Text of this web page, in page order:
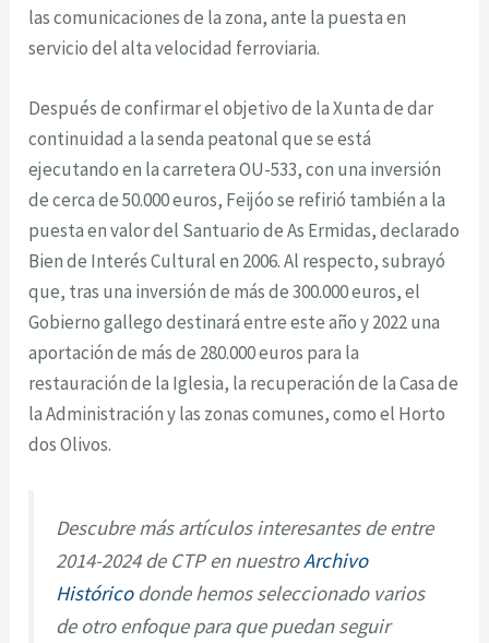
las comunicaciones de la zona, ante la puesta en
servicio del alta velocidad ferroviaria.
Después de confirmar el objetivo de la Xunta de dar
continuidad a la senda peatonal que se está
ejecutando en la carretera OU-533, con una inversión
de cerca de 50.000 euros, Feijóo se refirió también a la
puesta en valor del Santuario de As Ermidas, declarado
Bien de Interés Cultural en 2006. Al respecto, subrayó
que, tras una inversión de más de 300.000 euros, el
Gobierno gallego destinará entre este año y 2022 una
aportación de más de 280.000 euros para la
restauración de la Iglesia, la recuperación de la Casa de
la Administración y las zonas comunes, como el Horto
dos Olivos.
Descubre más artículos interesantes de entre
2014-2024 de CTP en nuestroArchivo
Históricodonde hemos seleccionado varios
de otro enfoque para que puedan seguir